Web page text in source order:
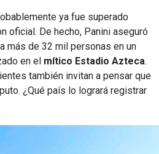
ya fue superado
oficial. De hecho, Panini aseguró
más de 32 mil personas en un
en el mítico Estadio Azteca.
también invitan a pensar que
¿Qué país lo logrará registrar